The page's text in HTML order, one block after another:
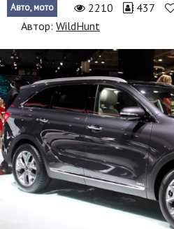
Происшествия
Россия
Наука и техника
Политика
Образование
В мире
Авто, мото 2210 437
Автор: WildHunt